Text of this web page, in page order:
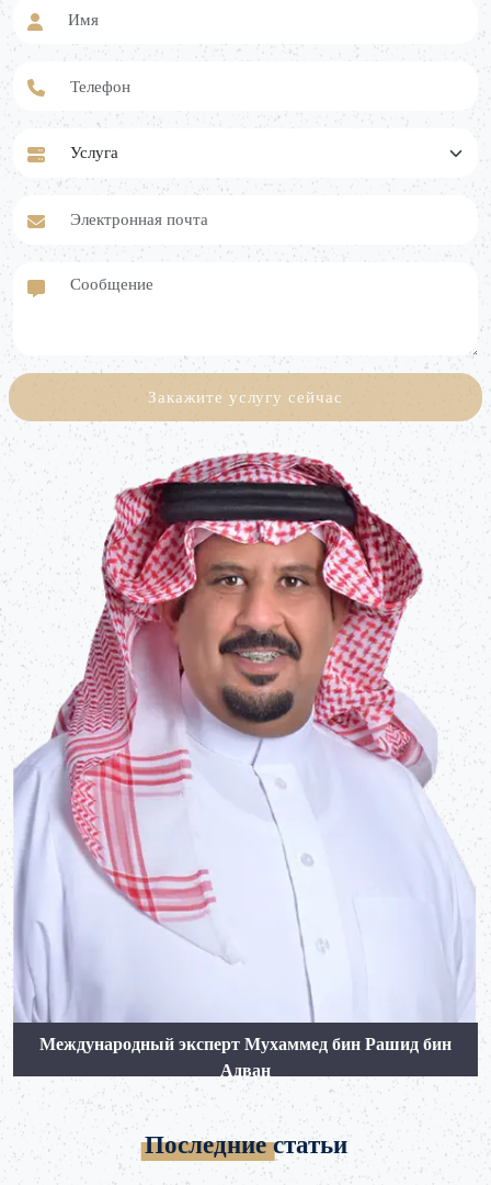
Телефон
Услуга
Сообщение
Закажите услугу сейчас
Международный эксперт Мухаммед бин Рашид бин
Адван
Последние статьи